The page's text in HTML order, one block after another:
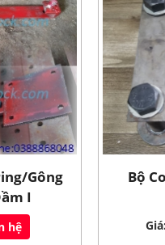
Gông
I
hệ
Bộ
Giá: